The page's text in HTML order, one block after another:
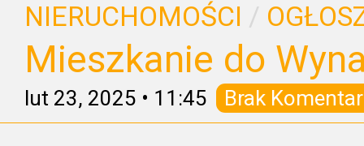
NIERUCHOMOŚCI /
Mieszkanie do
lut 23, 2025 • 11:45 Brak